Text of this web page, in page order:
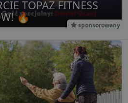
TOPAZ FITNESS
🔥
sponsorowany